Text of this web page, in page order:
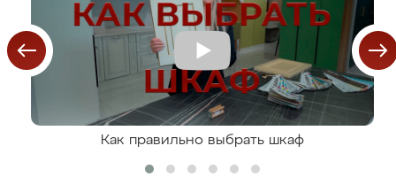
Как правильно выбрать шкаф